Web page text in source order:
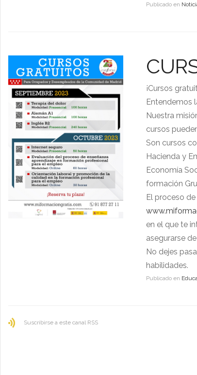
Publicado en
¡Cursos
Entendemos
Nuestra
cursos
Son cursos
Hacienda y
Economía
formación
El proceso
en el que te
asegurarse
No dejes
habilidades.
Publicado en
Suscribirse a este canal RSS